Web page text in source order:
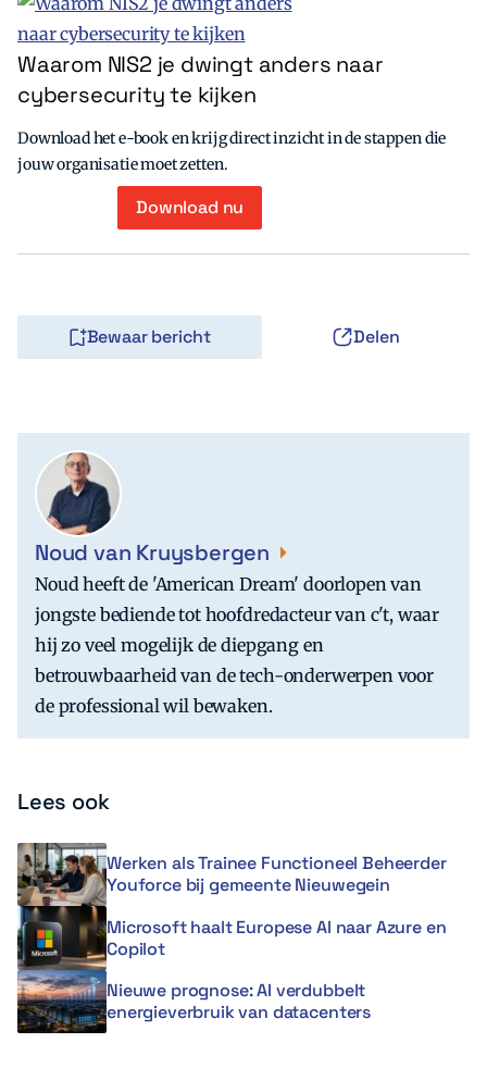
Waarom NIS2 je dwingt anders naar
cybersecurity te kijken
Download het e-book en krijg direct inzicht in de stappen die
jouw organisatie moet zetten.
Download nu
Bewaar bericht Delen
Noud van Kruysbergen
Noud heeft de 'American Dream' doorlopen van
jongste bediende tot hoofdredacteur van c't, waar
hij zo veel mogelijk de diepgang en
betrouwbaarheid van de tech-onderwerpen voor
de professional wil bewaken.
Lees ook
Werken als Trainee Functioneel Beheerder
Youforce bij gemeente Nieuwegein
Microsoft haalt Europese AI naar Azure en
Copilot
Nieuwe prognose: AI verdubbelt
energieverbruik van datacenters